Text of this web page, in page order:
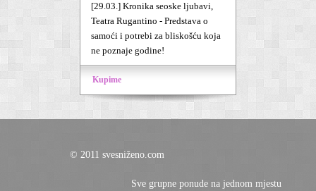
[29.03.] Kronika seoske ljubavi,
Teatra Rugantino - Predstava o
samoći i potrebi za bliskošću koja
ne poznaje godine!
Kupime
© 2011 svesniženo.com
Sve grupne ponude na jednom mjestu